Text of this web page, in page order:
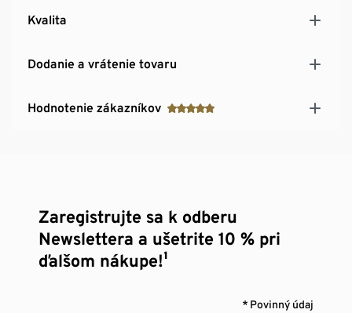
Kvalita
Dodanie a vrátenie tovaru
Hodnotenie zákazníkov
Zaregistrujte sa k odberu
Newslettera a ušetrite 10 % pri
ďalšom nákupe!¹
* Povinný údaj